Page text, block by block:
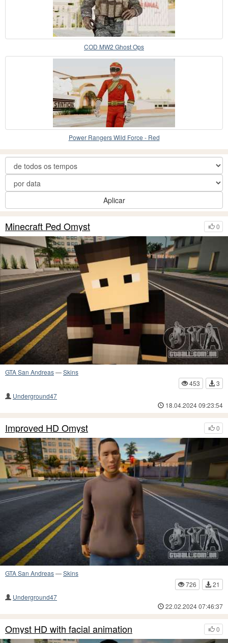
COD MW2 Ghost Ops
Power Rangers Wild Force - Red
Aplicar
0
Minecraft Ped Omyst
GTA San Andreas—Skins
453
3
Underground47
18.04.2024 09:23:54
0
Improved HD Omyst
GTA San Andreas—Skins
726
21
Underground47
22.02.2024 07:46:37
0
Omyst HD with facial animation